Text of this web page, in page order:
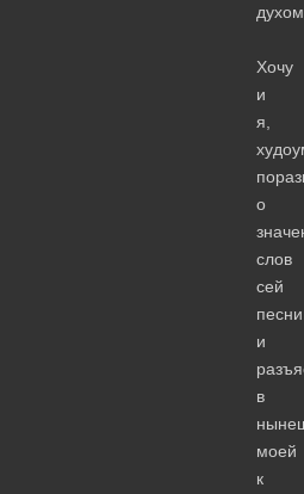
Хочу
и
я,
о
слов
сей
песни
и
в
моей
к